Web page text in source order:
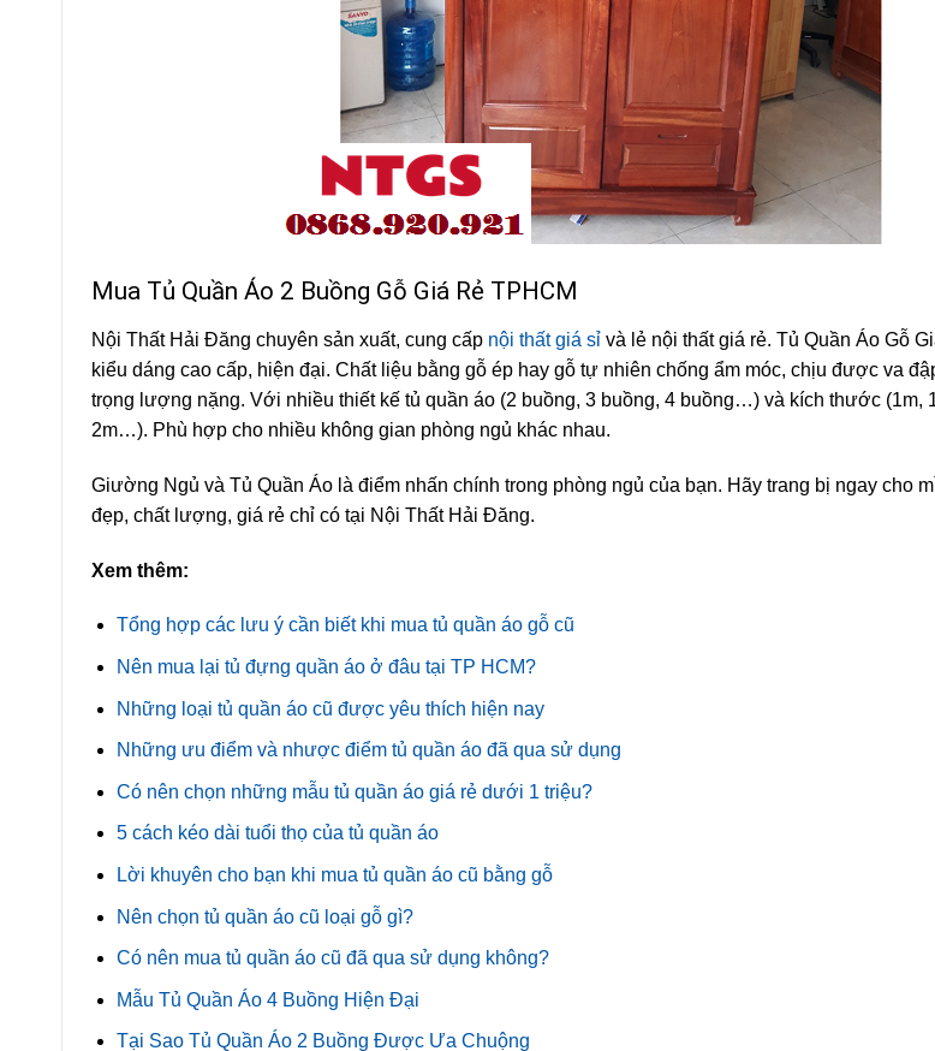
Mua Tủ Quần Áo 2 Buồng Gỗ Giá Rẻ TPHCM
Nội Thất Hải Đăng chuyên sản xuất, cung cấp nội thất giá sỉ và lẻ nội thất giá rẻ. Tủ Quần Áo Gỗ
kiểu dáng cao cấp, hiện đại. Chất liệu bằng gỗ ép hay gỗ tự nhiên chống ẩm móc, chịu được va
trọng lượng nặng. Với nhiều thiết kế tủ quần áo (2 buồng, 3 buồng, 4 buồng…) và kích thước (1m,
2m…). Phù hợp cho nhiều không gian phòng ngủ khác nhau.
Giường Ngủ và Tủ Quần Áo là điểm nhấn chính trong phòng ngủ của bạn. Hãy trang bị ngay cho
đẹp, chất lượng, giá rẻ chỉ có tại Nội Thất Hải Đăng.
Xem thêm:
Tổng hợp các lưu ý cần biết khi mua tủ quần áo gỗ cũ
Nên mua lại tủ đựng quần áo ở đâu tại TP HCM?
Những loại tủ quần áo cũ được yêu thích hiện nay
Những ưu điểm và nhược điểm tủ quần áo đã qua sử dụng
Có nên chọn những mẫu tủ quần áo giá rẻ dưới 1 triệu?
5 cách kéo dài tuổi thọ của tủ quần áo
Lời khuyên cho bạn khi mua tủ quần áo cũ bằng gỗ
Nên chọn tủ quần áo cũ loại gỗ gì?
Có nên mua tủ quần áo cũ đã qua sử dụng không?
Mẫu Tủ Quần Áo 4 Buồng Hiện Đại
Tại Sao Tủ Quần Áo 2 Buồng Được Ưa Chuộng